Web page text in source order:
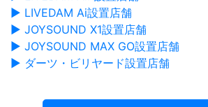
▶ LIVEDAM Ai設置店舗
▶ JOYSOUND X1設置店舗
▶ JOYSOUND MAX GO設置店舗
▶ ダーツ・ビリヤード設置店舗